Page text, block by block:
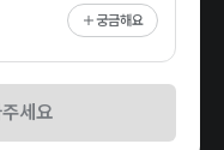
궁금해요
세요